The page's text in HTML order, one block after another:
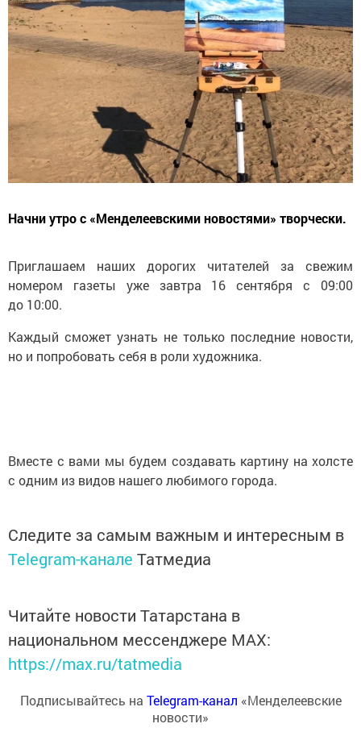
Начни утро с «Менделеевскими новостями» творчески.
Приглашаем наших дорогих читателей за свежим
номером газеты уже завтра 16 сентября с 09:00
до 10:00.
Каждый сможет узнать не только последние новости,
но и попробовать себя в роли художника.
Вместе с вами мы будем создавать картину на холсте
с одним из видов нашего любимого города.
Следите за самым важным и интересным в
Telegram-канале Татмедиа
Читайте новости Татарстана в
национальном мессенджере MАХ:
https://max.ru/tatmedia
Подписывайтесь на Telegram-канал «Менделеевские
новости»